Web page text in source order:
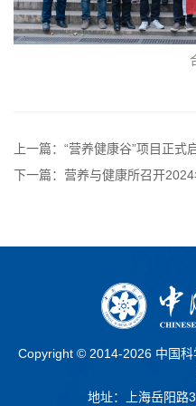
上一篇：“营养健康谷”项目正
下一篇：营养与健康所召开
Copyright © 2014-2026 中国
地址：上海岳阳